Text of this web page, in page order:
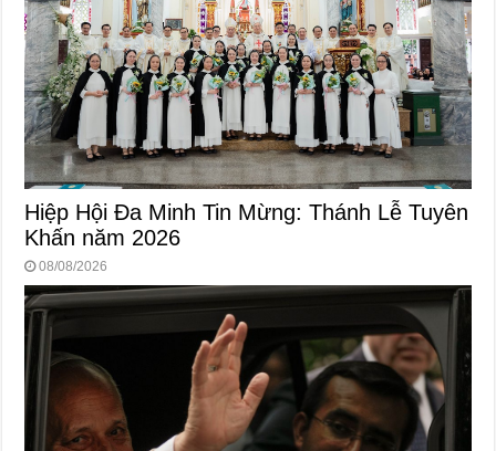
Hiệp Hội Đa Minh Tin Mừng: Thánh Lễ Tuyên
Khấn năm 2026
08/08/2026